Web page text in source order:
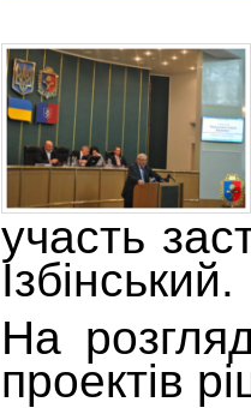
участь
Ізбінський.
На
проектів